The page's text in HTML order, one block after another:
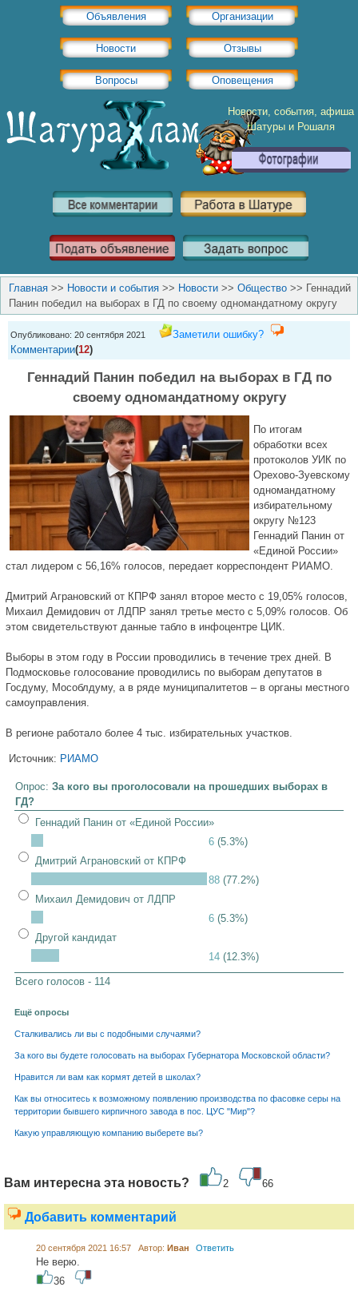
Объявления Организации
Новости Отзывы
Вопросы Оповещения
Новости, события, афиша
Шатуры и Рошаля
Главная >> Новости и события >> Новости >> Общество >> Геннадий
Панин победил на выборах в ГД по своему одномандатному округу
Опубликовано: 20 сентября 2021
Заметили ошибку?
Комментарии(12)
Геннадий Панин победил на выборах в ГД по
своему одномандатному округу
По итогам
обработки всех
протоколов УИК по
Орехово-Зуевскому
одномандатному
избирательному
округу №123
Геннадий Панин от
«Единой России»
стал лидером с 56,16% голосов, передает корреспондент РИАМО.
Дмитрий Аграновский от КПРФ занял второе место с 19,05% голосов,
Михаил Демидович от ЛДПР занял третье место с 5,09% голосов. Об
этом свидетельствуют данные табло в инфоцентре ЦИК.
Выборы в этом году в России проводились в течение трех дней. В
Подмосковье голосование проводились по выборам депутатов в
Госдуму, Мособлдуму, а в ряде муниципалитетов – в органы местного
самоуправления.
В регионе работало более 4 тыс. избирательных участков.
Источник: РИАМО
Опрос: За кого вы проголосовали на прошедших выборах в
ГД?
Геннадий Панин от «Единой России»
6 (5.3%)
Дмитрий Аграновский от КПРФ
88 (77.2%)
Михаил Демидович от ЛДПР
6 (5.3%)
Другой кандидат
14 (12.3%)
Всего голосов - 114
Ещё опросы
Сталкивались ли вы с подобными случаями?
За кого вы будете голосовать на выборах Губернатора Московской области?
Нравится ли вам как кормят детей в школах?
Как вы относитесь к возможному появлению производства по фасовке серы на
территории бывшего кирпичного завода в пос. ЦУС "Мир"?
Какую управляющую компанию выберете вы?
Вам интересна эта новость? 2 66
Добавить комментарий
20 сентября 2021 16:57 Автор: Иван Ответить
Не верю.
36